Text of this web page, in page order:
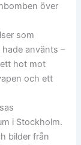
över
som
använts –
hot mot
och ett
i Stockholm.
bilder från